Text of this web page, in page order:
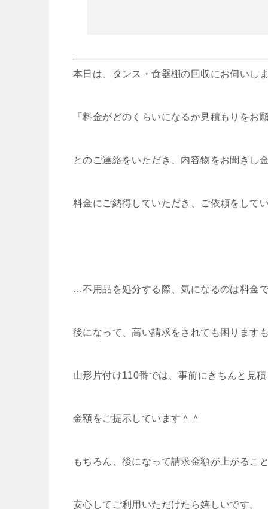
本日は、タンス・食器棚の回収にお伺いし
「料金がどのくらいになるか見積もりをお
とのご連絡をいただき、内容物をお聞きし
料金にご納得していただき、ご依頼をして
…不用品を処分する際、気になるのは料金
後になって、高い請求をされても困ります
山形片付け110番では、事前にきちんと見
金額をご提示しています＾＾
もちろん、後になって請求金額が上がるこ
安心してご利用いただけたら嬉しいです。